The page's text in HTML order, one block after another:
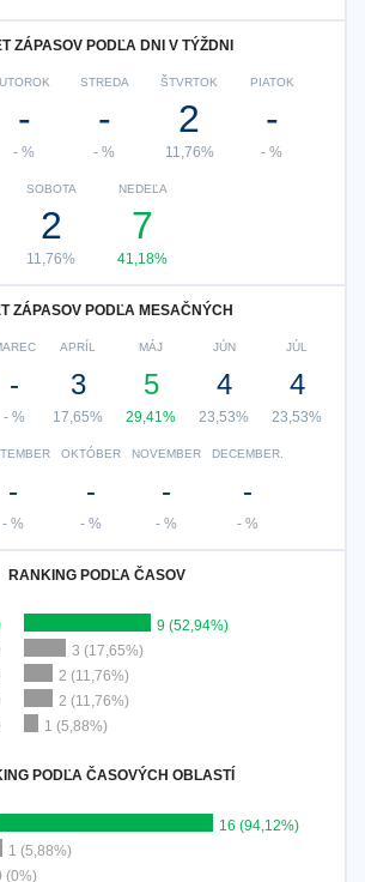
ZÁPASOV PODĽA DNI V TÝŽDNI
UTOROK
-
- %
STREDA
-
- %
ŠTVRTOK
2
11,76%
PIATOK
-
- %
SOBOTA
2
11,76%
NEDEĽA
7
41,18%
ZÁPASOV PODĽA MESAČNÝCH
-
- %
APRÍL
3
17,65%
MÁJ
5
29,41%
JÚN
4
23,53%
JÚL
4
23,53%
-
- %
OKTÓBER
-
- %
NOVEMBER
-
- %
DECEMBER.
-
- %
RANKING PODĽA ČASOV
9 (52,94%)
3 (17,65%)
2 (11,76%)
2 (11,76%)
1 (5,88%)
PODĽA ČASOVÝCH OBLASTÍ
16 (94,12%)
1 (5,88%)
(0%)